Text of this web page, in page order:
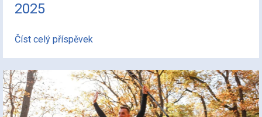
2025
Číst celý příspěvek